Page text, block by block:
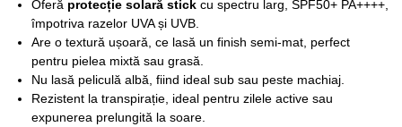
Oferă protecție solară stick cu spectru larg, SPF50+ PA++++,
împotriva razelor UVA și UVB.
Are o textură ușoară, ce lasă un finish semi-mat, perfect
pentru pielea mixtă sau grasă.
Nu lasă peliculă albă, fiind ideal sub sau peste machiaj.
Rezistent la transpirație, ideal pentru zilele active sau
expunerea prelungită la soare.